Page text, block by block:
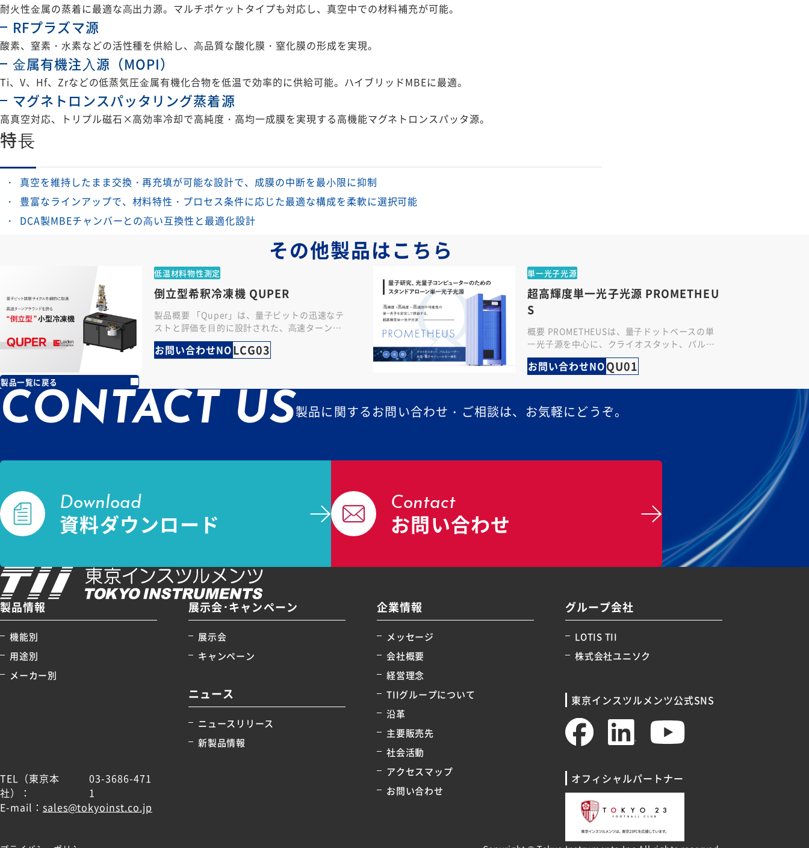
耐⽕性⾦属の蒸着に最適な⾼出⼒源。マルチポケットタイプも対応し、真空中での材料補充が可能。
RFプラズマ源
酸素、窒素・⽔素などの活性種を供給し、⾼品質な酸化膜・窒化膜の形成を実現。
⾦属有機注⼊源（MOPI）
Ti、V、Hf、Zrなどの低蒸気圧⾦属有機化合物を低温で効率的に供給可能。ハイブリッドMBEに最適。
マグネトロンスパッタリング蒸着源
高真空対応、トリプル磁石×高効率冷却で高純度・高均一成膜を実現する高機能マグネトロンスパッタ源。
特⻑
真空を維持したまま交換・再充填が可能な設計で、成膜の中断を最⼩限に抑制
豊富なラインアップで、材料特性・プロセス条件に応じた最適な構成を柔軟に選択可能
DCA製MBEチャンバーとの⾼い互換性と最適化設計
その他製品はこちら
低温材料物性測定
倒立型希釈冷凍機 QUPER
製品概要 「Quper」は、量⼦ビットの迅速なテ
ストと評価を⽬的に設計された、⾼速ターンア
ラウンドを誇る倒立型⼩型冷凍機です。 特長 圧
倒的な冷却 / 昇温スピ…
お問い合わせNOLCG03
単一光子光源
超高輝度単一光子光源 PROMETHEU
S
概要 PROMETHEUSは、量⼦ドットベースの単
⼀光⼦源を中⼼に、クライオスタット、パルス
レーザー、光学・電⼦モジュールを⼀体化した
オールインワン単⼀光⼦光源…
お問い合わせNOQU01
製品一覧に戻る
CONTACT US製品に関するお問い合わせ・ご相談は、お気軽にどうぞ。
Download
資料ダウンロード
Contact
お問い合わせ
製品情報
機能別
用途別
メーカー別
展示会･キャンペーン
展示会
キャンペーン
ニュース
ニュースリリース
新製品情報
企業情報
メッセージ
会社概要
経営理念
TIIグループについて
沿革
主要販売先
社会活動
アクセスマップ
お問い合わせ
グループ会社
LOTIS TII
株式会社ユニソク
東京インスツルメンツ公式SNS
オフィシャルパートナー
TEL（東京本
社）：
03-3686-471
1
E-mail： sales@tokyoinst.co.jp